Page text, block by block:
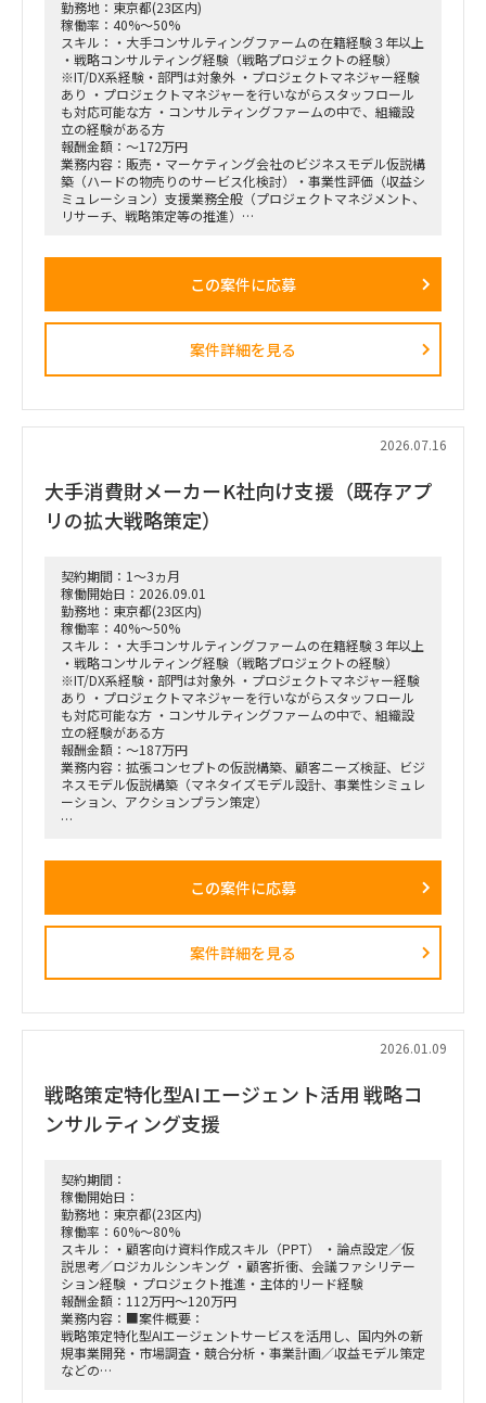
勤務地：東京都(23区内)
稼働率：40%～50%
スキル：・大手コンサルティングファームの在籍経験３年以上
・戦略コンサルティング経験（戦略プロジェクトの経験）
※IT/DX系経験・部門は対象外 ・プロジェクトマネジャー経験
あり ・プロジェクトマネジャーを行いながらスタッフロール
も対応可能な方 ・コンサルティングファームの中で、組織設
立の経験がある方
報酬金額：～172万円
業務内容：販売・マーケティング会社のビジネスモデル仮説構
築（ハードの物売りのサービス化検討）・事業性評価（収益シ
ミュレーション）支援業務全般（プロジェクトマネジメント、
リサーチ、戦略策定等の推進）
正解がない難易度の高いPJ」にプロジェクトをリードする立場
（例）
・市場環境分析、潜在市場規模（TAM、SAM）の推計、および
競合モデル調査を通じた成長戦略立案
ンス（BDD）の実行、および買収後のPMI支援
・財務モデリング（トップライン・コストの構成要素分解）を
・事業再生に向けた不採算事業の見直し、プロダクトポートフ
ォリオマネジメント、組織再編計画策定、および全社コスト削
減実行支援
この案件に応募
案件詳細を見る
2026.07.16
大手消費財メーカーK社向け支援（既存アプ
リの拡大戦略策定）
契約期間：1～3ヵ月
稼働開始日：2026.09.01
勤務地：東京都(23区内)
稼働率：40%～50%
スキル：・大手コンサルティングファームの在籍経験３年以上
・戦略コンサルティング経験（戦略プロジェクトの経験）
※IT/DX系経験・部門は対象外 ・プロジェクトマネジャー経験
あり ・プロジェクトマネジャーを行いながらスタッフロール
も対応可能な方 ・コンサルティングファームの中で、組織設
立の経験がある方
報酬金額：～187万円
業務内容：拡張コンセプトの仮説構築、顧客ニーズ検証、ビジ
ネスモデル仮説構築（マネタイズモデル設計、事業性シミュレ
ーション、アクションプラン策定）
・全社戦略・事業戦略および中期経営計画策定
競合モデル調査を通じた成長戦略立案
・M&A・アライアンス戦略の立案、ビジネスデューデリジェ
・財務モデリング（トップライン・コストの構成要素分解）を
用いた事業計画の蓋然性検証と買収効果定量化
・新規事業開発における事業コンセプト策定、プロトタイピン
ォリオマネジメント、組織再編計画策定、および全社コスト削
減実行支援
この案件に応募
案件詳細を見る
2026.01.09
戦略策定特化型AIエージェント活用 戦略コ
ンサルティング支援
契約期間：
稼働開始日：
勤務地：東京都(23区内)
稼働率：60%～80%
スキル：・顧客向け資料作成スキル（PPT） ・論点設定／仮
説思考／ロジカルシンキング ・顧客折衝、会議ファシリテー
ション経験 ・プロジェクト推進・主体的リード経験
報酬金額：112万円～120万円
業務内容：■案件概要：
戦略策定特化型AIエージェントサービスを活用し、国内外の新
規事業開発・市場調査・競合分析・事業計画／収益モデル策定
などの